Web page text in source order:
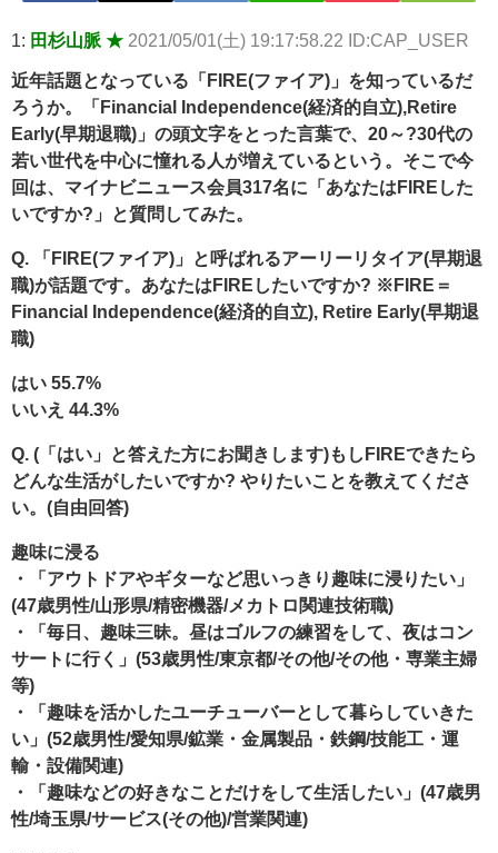
1: 田杉山脈 ★ 2021/05/01(土) 19:17:58.22 ID:CAP_USER
近年話題となっている「FIRE(ファイア)」を知っているだ
ろうか。「Financial Independence(経済的自立),Retire
Early(早期退職)」の頭文字をとった言葉で、20～?30代の
若い世代を中心に憧れる人が増えているという。そこで今
回は、マイナビニュース会員317名に「あなたはFIREした
いですか?」と質問してみた。
Q. 「FIRE(ファイア)」と呼ばれるアーリーリタイア(早期退
職)が話題です。あなたはFIREしたいですか? ※FIRE＝
Financial Independence(経済的自立), Retire Early(早期退
職)
はい 55.7%
いいえ 44.3%
Q. (「はい」と答えた方にお聞きします)もしFIREできたら
どんな生活がしたいですか? やりたいことを教えてくださ
い。(自由回答)
趣味に浸る
・「アウトドアやギターなど思いっきり趣味に浸りたい」
(47歳男性/山形県/精密機器/メカトロ関連技術職)
・「毎日、趣味三昧。昼はゴルフの練習をして、夜はコン
サートに行く」(53歳男性/東京都/その他/その他・専業主婦
等)
・「趣味を活かしたユーチューバーとして暮らしていきた
い」(52歳男性/愛知県/鉱業・金属製品・鉄鋼/技能工・運
輸・設備関連)
・「趣味などの好きなことだけをして生活したい」(47歳男
性/埼玉県/サービス(その他)/営業関連)